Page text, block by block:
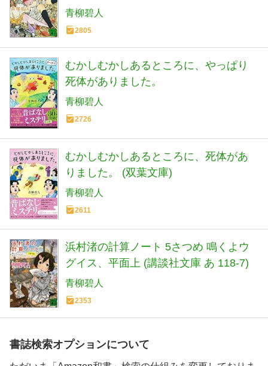
青柳碧人
2805
むかしむかしあるところに、やっぱり
死体がありました。
青柳碧人
2726
むかしむかしあるところに、死体があ
りました。 (双葉文庫)
青柳碧人
2611
浜村渚の計算ノート 5さつめ 鳴くよウ
グイス、平面上 (講談社文庫 あ 118-7)
青柳碧人
2353
書誌検索オプションについて